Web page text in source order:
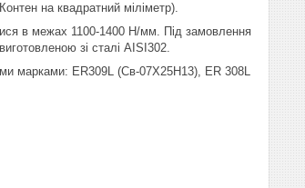
на квадратний міліметр).
в межах 1100-1400 Н/мм. Під замовлення
зі сталі AISI302.
марками: ER309L (Св-07Х25Н13), ER 308L